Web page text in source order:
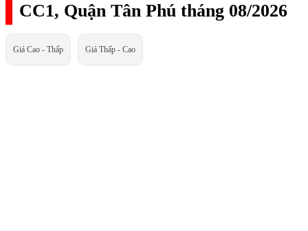
CC1, Quận Tân Phú tháng 08/2026
Giá Cao - Thấp Giá Thấp - Cao